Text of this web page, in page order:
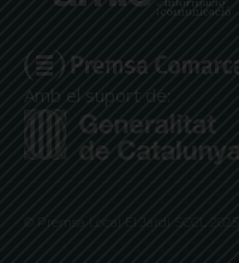
Amb el suport de:
© Premsa Local El Jardí SCCL 2025